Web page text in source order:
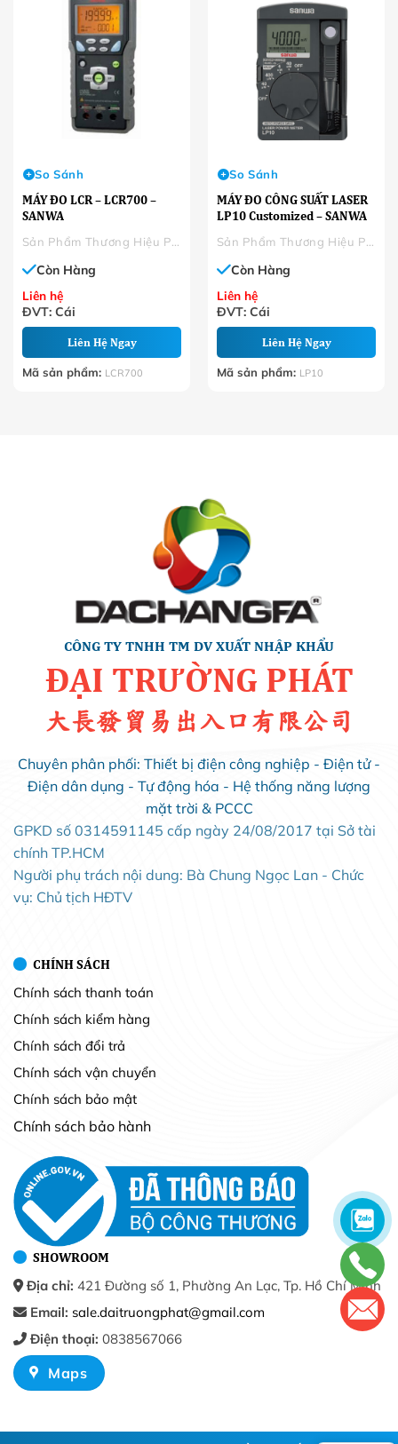
MÁY ĐO LCR – LCR700 –
SANWA
So Sánh
Còn Hàng
Liên hệ
ĐVT: Cái
Liên Hệ Ngay
Mã sản phẩm: LCR700
MÁY ĐO CÔNG SUẤT LASER
LP10 Customized – SANWA
So Sánh
Còn Hàng
Liên hệ
ĐVT: Cái
Liên Hệ Ngay
Mã sản phẩm: LP10
CÔNG TY TNHH TM DV XUẤT NHẬP KHẨU
ĐẠI TRƯỜNG PHÁT
大長發貿易出入口有限公司
Chuyên phân phối: Thiết bị điện công nghiệp - Điện tử -
Điện dân dụng - Tự động hóa - Hệ thống năng lượng
mặt trời & PCCC
GPKD số 0314591145 cấp ngày 24/08/2017 tại Sở tài
chính TP.HCM
Người phụ trách nội dung: Bà Chung Ngọc Lan - Chức
vụ: Chủ tịch HĐTV
CHÍNH SÁCH
Chính sách thanh toán
Chính sách kiểm hàng
Chính sách đổi trả
Chính sách vận chuyển
Chính sách bảo mật
Chính sách bảo hành
SHOWROOM
Địa chỉ: 421 Đường số 1, Phường An Lạc, Tp. Hồ Chí Minh
Email: sale.daitruongphat@gmail.com
Điện thoại: 0838567066
Maps